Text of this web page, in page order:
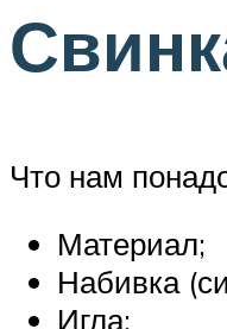
Что нам
Материал;
Набивка
Игла;